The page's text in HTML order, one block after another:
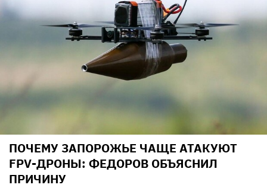
ПОЧЕМУ ЗАПОРОЖЬЕ ЧАЩЕ АТАКУЮТ
FPV-ДРОНЫ: ФЕДОРОВ ОБЪЯСНИЛ
ПРИЧИНУ